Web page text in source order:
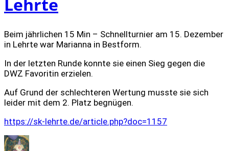
Beim jährlichen 15 Min – Schnellturnier am 15. Dezember
in Lehrte war Marianna in Bestform.
In der letzten Runde konnte sie einen Sieg gegen die
DWZ Favoritin erzielen.
Auf Grund der schlechteren Wertung musste sie sich
leider mit dem 2. Platz begnügen.
https://sk-lehrte.de/article.php?doc=1157
Autor